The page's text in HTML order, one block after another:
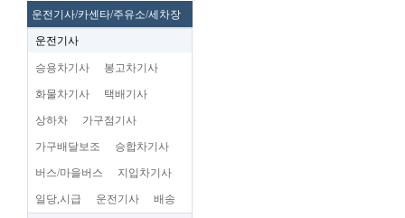
운전기사/카센타/주유소/세차장
운전기사
승용차기사 봉고차기사
화물차기사 택배기사
상하차 가구점기사
가구배달보조 승합차기사
버스/마을버스 지입차기사
일당,시급 운전기사 배송